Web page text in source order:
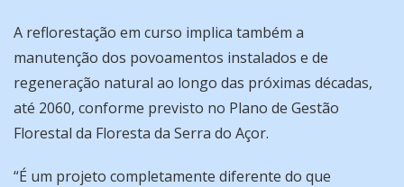
A reflorestação em curso implica também a
manutenção dos povoamentos instalados e de
regeneração natural ao longo das próximas décadas,
até 2060, conforme previsto no Plano de Gestão
Florestal da Floresta da Serra do Açor.
“É um projeto completamente diferente do que